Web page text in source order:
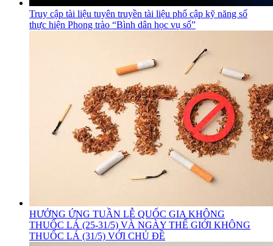
Truy cập tài liệu tuyên truyền tài liệu phổ cập kỹ năng số
thực hiện Phong trào “Bình dân học vụ số”
HƯỞNG ỨNG TUẦN LỄ QUỐC GIA KHÔNG
THUỐC LÁ (25-31/5) VÀ NGÀY THẾ GIỚI KHÔNG
THUỐC LÁ (31/5) VỚI CHỦ ĐỀ